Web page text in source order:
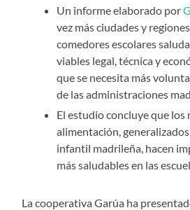
Un informe elaborado por
vez más ciudades y
comedores escolares
viables legal, técnica y
que se necesita más
de las administraciones
El estudio concluye que los
alimentación,
infantil madrileña, hacen
más saludables en las
La cooperativa Garúa ha